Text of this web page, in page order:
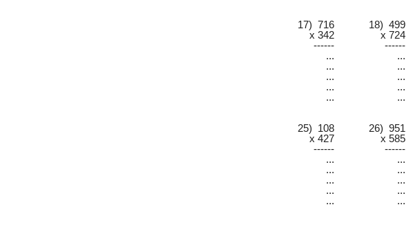
17) 716 18) 499
x 342
x 724
------
------
...
...
...
...
...
...
...
...
...
...
25) 108 26) 951
x 427
x 585
------
------
...
...
...
...
...
...
...
...
...
...